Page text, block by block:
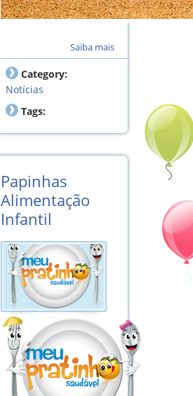
Saiba mais
Category:
Notícias
Tags:
Papinhas
Alimentação
Infantil